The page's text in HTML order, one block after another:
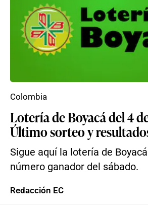
Lotería de Boyacá del 4
Último sorteo y
Sigue aquí la lotería de Boyacá
número ganador del sábado.
Colombia
Redacción EC